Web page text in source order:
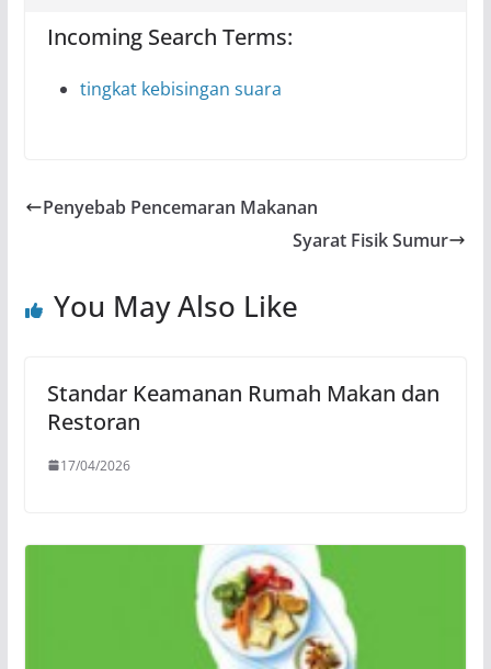
Incoming Search Terms:
tingkat kebisingan suara
Penyebab Pencemaran Makanan
Syarat Fisik Sumur
You May Also Like
Standar Keamanan Rumah Makan dan
Restoran
17/04/2026